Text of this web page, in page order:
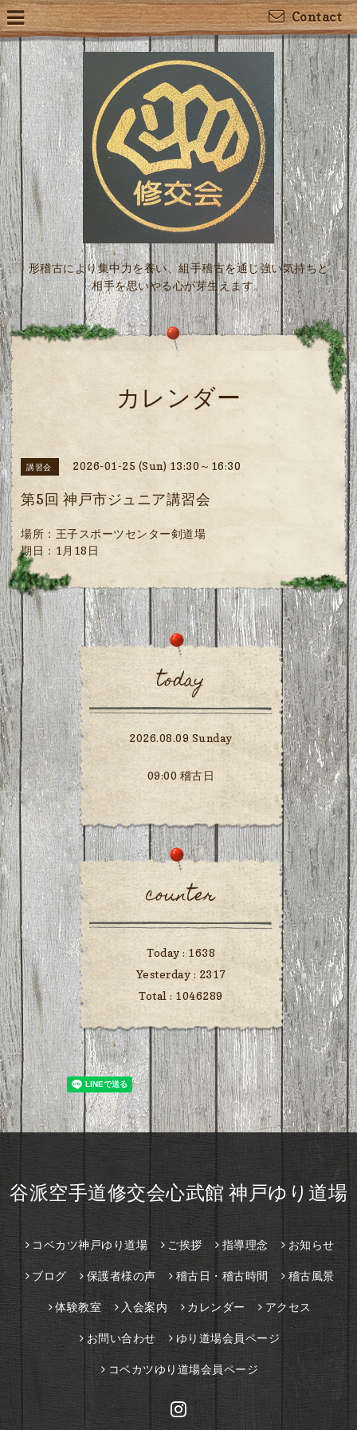
Contact
形稽古により集中力を養い、組手稽古を通じ強い気持ちと
相手を思いやる心が芽生えます。
カレンダー
講習会 2026-01-25 (Sun) 13:30～16:30
第5回 神戸市ジュニア講習会
場所：王子スポーツセンター剣道場
期日：1月18日
today
2026.08.09 Sunday
09:00 稽古日
counter
Today : 1638
Yesterday : 2317
Total : 1046289
谷派空手道修交会心武館 神戸ゆり道場
コベカツ神戸ゆり道場 ご挨拶 指導理念 お知らせ
ブログ 保護者様の声 稽古日・稽古時間 稽古風景
体験教室 入会案内 カレンダー アクセス
お問い合わせ ゆり道場会員ページ
コベカツゆり道場会員ページ